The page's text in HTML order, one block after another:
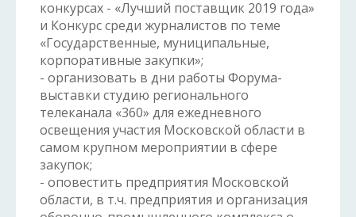
конкурсах - «Лучший поставщик 2019 года»
и Конкурс среди журналистов по теме
«Государственные, муниципальные,
корпоративные закупки»;
- организовать в дни работы Форума-
выставки студию регионального
телеканала «360» для ежедневного
освещения участия Московской области в
самом крупном мероприятии в сфере
закупок;
- оповестить предприятия Московской
области, в т.ч. предприятия и организация